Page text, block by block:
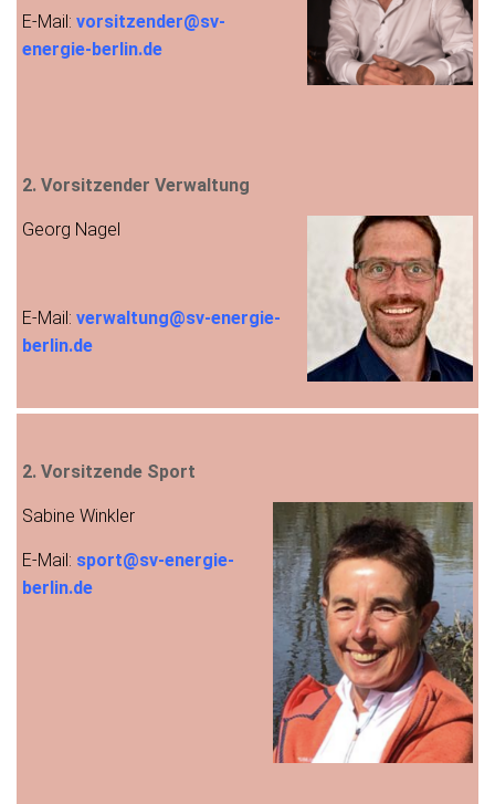
E-Mail: vorsitzender@sv-
energie-berlin.de
2. Vorsitzender Verwaltung
Georg Nagel
E-Mail: verwaltung@sv-energie-
berlin.de
2. Vorsitzende Sport
Sabine Winkler
E-Mail: sport@sv-energie-
berlin.de